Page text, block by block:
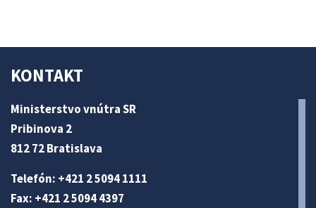
KONTAKT
Ministerstvo vnútra SR
Pribinova 2
812 72 Bratislava
Telefón: +421 2 5094 1111
Fax: +421 2 5094 4397